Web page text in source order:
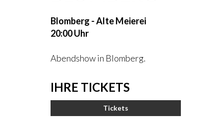
Blomberg - Alte Meierei
20:00 Uhr
Abendshow in Blomberg.
IHRE TICKETS
Tickets